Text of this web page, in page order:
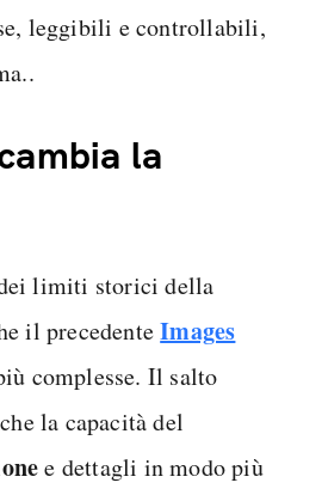
leggibili e controllabili,
la
limiti storici della
il precedenteImages
complesse. Il salto
la capacità del
e dettagli in modo più